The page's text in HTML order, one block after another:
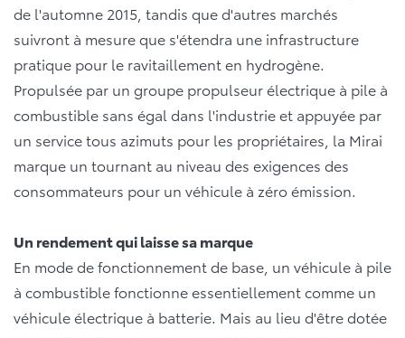
de l'automne 2015, tandis que d'autres marchés
suivront à mesure que s'étendra une infrastructure
pratique pour le ravitaillement en hydrogène.
Propulsée par un groupe propulseur électrique à pile à
combustible sans égal dans l'industrie et appuyée par
un service tous azimuts pour les propriétaires, la Mirai
marque un tournant au niveau des exigences des
consommateurs pour un véhicule à zéro émission.
Un rendement qui laisse sa marque
En mode de fonctionnement de base, un véhicule à pile
à combustible fonctionne essentiellement comme un
véhicule électrique à batterie. Mais au lieu d'être dotée